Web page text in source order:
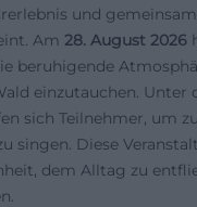
und
Am 28. August 2026
beruhigende
einzutauchen. Unter
sich Teilnehmer, um
singen. Diese
dem Alltag zu